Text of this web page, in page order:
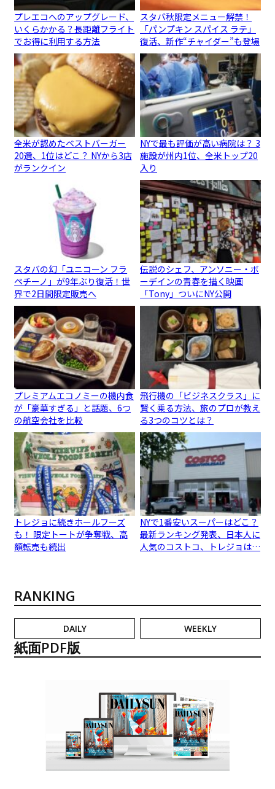
プレエコへのアップグレード、
いくらかかる？長距離フライト
でお得に利用する方法
スタバ秋限定メニュー解禁！
「パンプキン スパイス ラテ」
復活、新作“チャイダー”も登場
全米が認めたベストバーガー
20選、1位はどこ？ NYから3店
がランクイン
NYで最も評価が高い病院は？ 3
施設が州内1位、全米トップ20
入り
スタバの幻「ユニコーン フラ
ペチーノ」が9年ぶり復活！世
界で2日間限定販売へ
伝説のシェフ、アンソニー・ボ
ーデインの青春を描く映画
「Tony」ついにNY公開
プレミアムエコノミーの機内食
が「豪華すぎる」と話題、6つ
の航空会社を比較
飛行機の「ビジネスクラス」に
賢く乗る方法、旅のプロが教え
る3つのコツとは？
トレジョに続きホールフーズ
も！ 限定トートが争奪戦、高
額転売も続出
NYで1番安いスーパーはどこ？
最新ランキング発表、日本人に
人気のコストコ、トレジョは…
RANKING
DAILY WEEKLY
紙面PDF版